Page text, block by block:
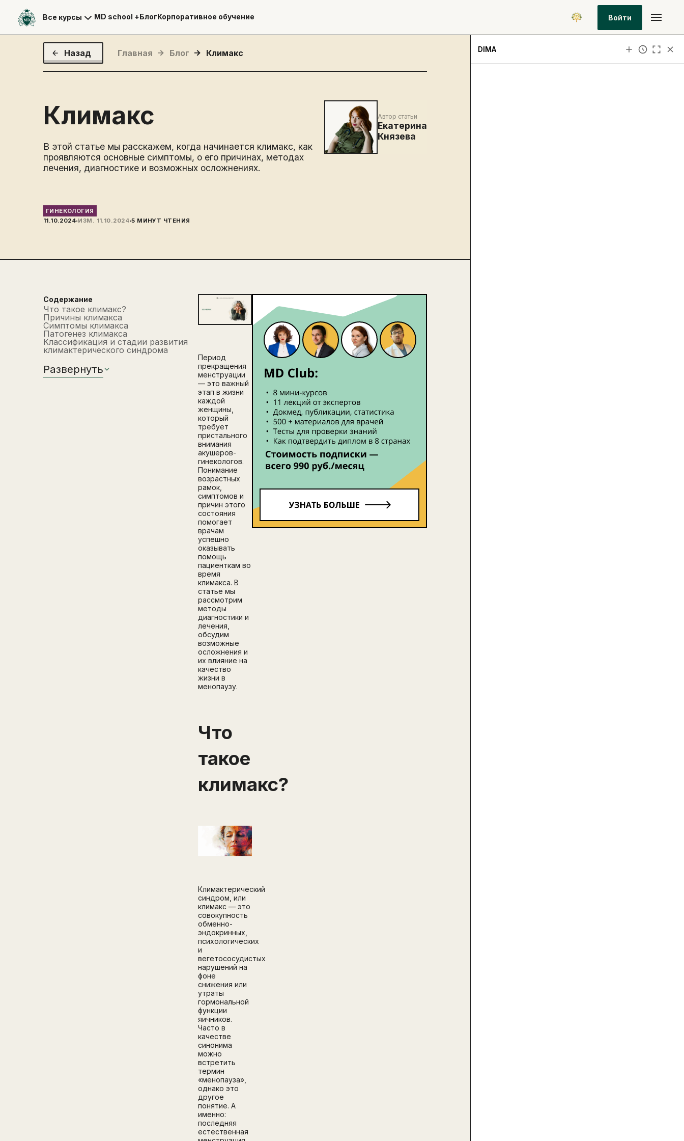
Все курсы MD school +БлогКорпоративное обучение Войти
Назад Главная Блог Климакс
Климакс
В этой статье мы расскажем, когда начинается климакс, как
проявляются основные симптомы, о его причинах, методах
лечения, диагностике и возможных осложнениях.
Автор статьи
Екатерина
Князева
ГИНЕКОЛОГИЯ
11.10.2024·ИЗМ. 11.10.2024·5 МИНУТ ЧТЕНИЯ
Содержание
Что такое климакс?
Причины климакса
Симптомы климакса
Патогенез климакса
Классификация и стадии развития
климактерического синдрома
Развернуть
Период
прекращения
менструации
— это важный
этап в жизни
каждой
женщины,
который
требует
пристального
внимания
акушеров-
гинекологов.
Понимание
возрастных
рамок,
симптомов и
причин этого
состояния
помогает
врачам
успешно
оказывать
помощь
пациенткам во
время
климакса. В
статье мы
рассмотрим
методы
диагностики и
лечения,
обсудим
возможные
осложнения и
их влияние на
качество
жизни в
менопаузу.
Что
такое
климакс?
Климактерический
синдром, или
климакс — это
совокупность
обменно-
эндокринных,
психологических
и
вегетососудистых
нарушений на
фоне
снижения или
утраты
гормональной
функции
яичников.
Часто в
качестве
синонима
можно
встретить
термин
«менопауза»,
однако это
другое
понятие. А
именно:
последняя
естественная
DIMA